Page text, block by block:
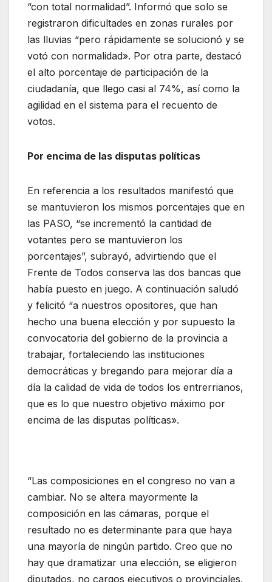
“con total normalidad”. Informó que solo se
registraron dificultades en zonas rurales por
las lluvias “pero rápidamente se solucionó y se
votó con normalidad». Por otra parte, destacó
el alto porcentaje de participación de la
ciudadanía, que llego casi al 74%, así como la
agilidad en el sistema para el recuento de
votos.
Por encima de las disputas políticas
En referencia a los resultados manifestó que
se mantuvieron los mismos porcentajes que en
las PASO, “se incrementó la cantidad de
votantes pero se mantuvieron los
porcentajes”, subrayó, advirtiendo que el
Frente de Todos conserva las dos bancas que
había puesto en juego. A continuación saludó
y felicitó “a nuestros opositores, que han
hecho una buena elección y por supuesto la
convocatoria del gobierno de la provincia a
trabajar, fortaleciendo las instituciones
democráticas y bregando para mejorar día a
día la calidad de vida de todos los entrerrianos,
que es lo que nuestro objetivo máximo por
encima de las disputas políticas».
“Las composiciones en el congreso no van a
cambiar. No se altera mayormente la
composición en las cámaras, porque el
resultado no es determinante para que haya
una mayoría de ningún partido. Creo que no
hay que dramatizar una elección, se eligieron
diputados, no cargos ejecutivos o provinciales.